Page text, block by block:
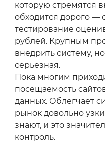
которую стремятся
обходится дорого —
тестирование
рублей. Крупным
внедрить систему,
серьезная.
Пока многим
посещаемость
данных. Облегчает
рынок довольно
знают, и это
контроль.